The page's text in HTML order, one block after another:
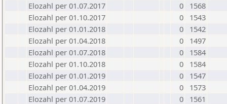
Elozahl per 01.07.2017
0
1568
Elozahl per 01.10.2017
0
1543
Elozahl per 01.01.2018
0
1542
Elozahl per 01.04.2018
0
1497
Elozahl per 01.07.2018
0
1584
Elozahl per 01.10.2018
0
1584
Elozahl per 01.01.2019
0
1547
Elozahl per 01.04.2019
0
1573
Elozahl per 01.07.2019
0
1561